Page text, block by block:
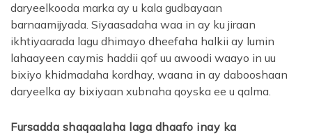
daryeelkooda marka ay u kala gudbayaan
barnaamijyada. Siyaasadaha waa in ay ku jiraan
ikhtiyaarada lagu dhimayo dheefaha halkii ay lumin
lahaayeen caymis haddii qof uu awoodi waayo in uu
bixiyo khidmadaha kordhay, waana in ay dabooshaan
daryeelka ay bixiyaan xubnaha qoyska ee u qalma.
Fursadda shaqaalaha laga dhaafo inay ka